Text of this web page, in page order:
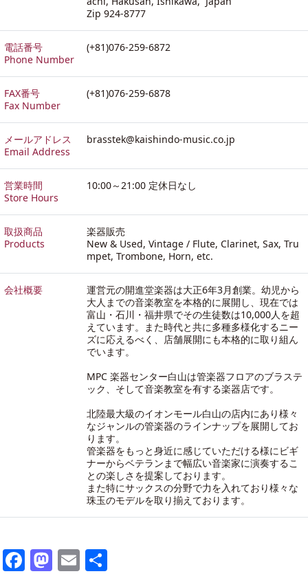
Zip 924-8777
電話番号
Phone Number
(+81)076-259-6872
FAX番号
Fax Number
(+81)076-259-6878
メールアドレス
Email Address
brasstek@kaishindo-music.co.jp
営業時間
Store Hours
10:00～21:00 定休日なし
取扱商品
Products
楽器販売
New & Used, Vintage / Flute, Clarinet, Sax, Tru
mpet, Trombone, Horn, etc.
会社概要
運営元の開進堂楽器は大正6年3月創業。幼児から
大人までの音楽教室を本格的に展開し、現在では
富山・石川・福井県でその生徒数は10,000人を超
えています。また時代と共に多種多様化するニー
ズに応えるべく、店舗展開にも本格的に取り組ん
でいます。
MPC 楽器センター白山は管楽器フロアのブラステ
ック、そして音楽教室を有する楽器店です。
北陸最大級のイオンモール白山の店内にあり様々
なジャンルの管楽器のラインナップを展開してお
ります。
管楽器をもっと身近に感じていただける様にビギ
ナーからベテランまで幅広い音楽家に演奏するこ
との楽しさを提案しております。
また特にサックスの分野で力を入れており様々な
珠玉のモデルを取り揃えております。
Facebook
Mastodon
Email